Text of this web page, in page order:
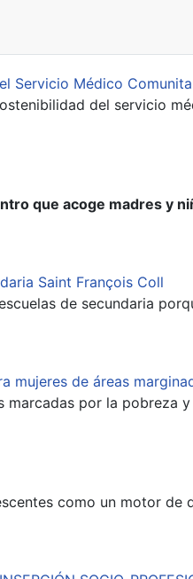
Servicio Médico
del servicio
que acoge madres y
Saint François Coll
de secundaria
mujeres de áreas
marcadas por la pobreza
como un motor de